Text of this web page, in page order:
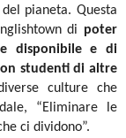
pianeta. Questa
di poter
disponibile e di
studenti di altre
culture che
“Eliminare le
ci dividono”.